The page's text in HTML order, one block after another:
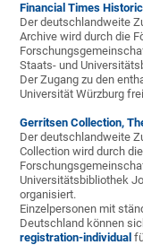
Financial Times
Der deutschlandweite
Archive wird durch die
Staats- und
Der Zugang zu den
Universität Würzburg
Gerritsen Collection,
Der deutschlandweite
Collection wird durch
Universitätsbibliothek
organisiert.
Einzelpersonen mit
Deutschland können
registration-individual